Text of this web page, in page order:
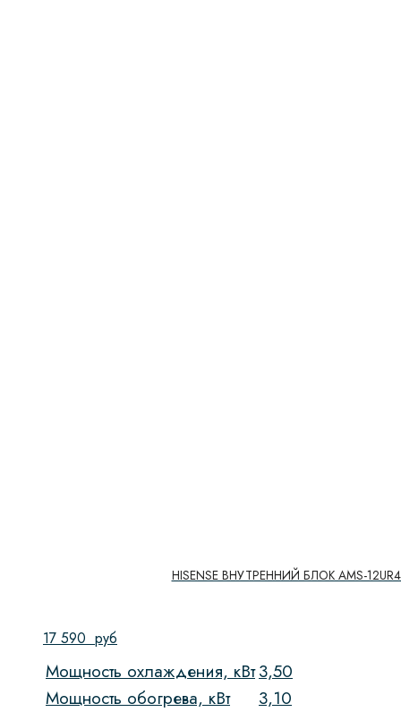
HISENSE ВНУТРЕННИЙ БЛОК AMS-
17 590 руб
Мощность охлаждения, кВт3,50
Мощность обогрева, кВт
3,10